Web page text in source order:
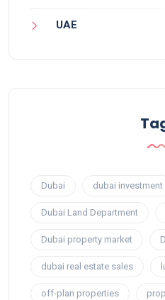
UAE
Dubai dubai investment
Dubai Land Department
Dubai property market
dubai real estate sales
off-plan properties